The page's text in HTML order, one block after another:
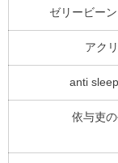
ゼリービー
アク
anti
依与吏